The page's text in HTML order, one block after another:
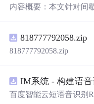
内容概要：本文针对间
含光伏阵列、Boost型
与锂离子电池储能系统
架构，集成电压外环与
光照强度波动、负载突
定。在Simulink环境中
818777792058.zip
818777792058.zip
IM系统 - 构建语
百度智能云短语音识别